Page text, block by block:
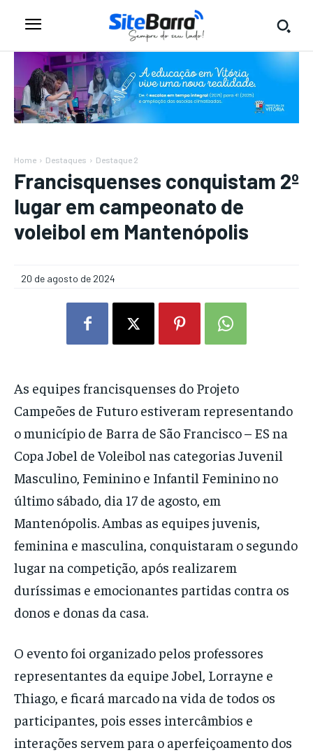
Home Destaques Destaque 2
Francisquenses conquistam 2º
lugar em campeonato de
voleibol em Mantenópolis
20 de agosto de 2024
As equipes francisquenses do Projeto
Campeões de Futuro estiveram representando
o município de Barra de São Francisco – ES na
Copa Jobel de Voleibol nas categorias Juvenil
Masculino, Feminino e Infantil Feminino no
último sábado, dia 17 de agosto, em
Mantenópolis. Ambas as equipes juvenis,
feminina e masculina, conquistaram o segundo
lugar na competição, após realizarem
duríssimas e emocionantes partidas contra os
donos e donas da casa.
O evento foi organizado pelos professores
representantes da equipe Jobel, Lorrayne e
Thiago, e ficará marcado na vida de todos os
participantes, pois esses intercâmbios e
interações servem para o aperfeiçoamento dos